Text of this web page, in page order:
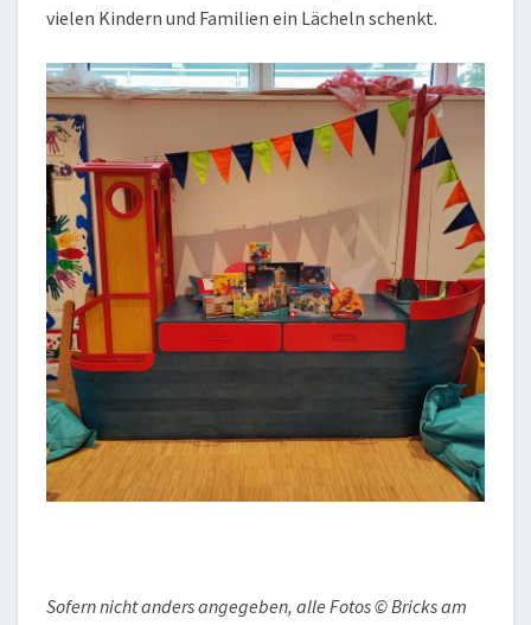
vielen Kindern und Familien ein Lächeln schenkt.
Sofern nicht anders angegeben, alle Fotos © Bricks am